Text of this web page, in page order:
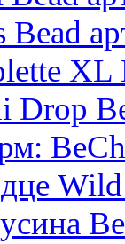
Bead
XL
Drop